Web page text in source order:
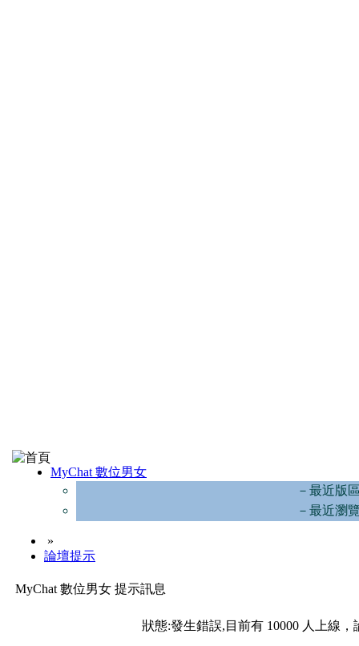
MyChat 數位男女
－最近版
－最近瀏
»
論壇提示
MyChat 數位男女 提示訊息
狀態:發生錯誤,目前有 10000 人上線